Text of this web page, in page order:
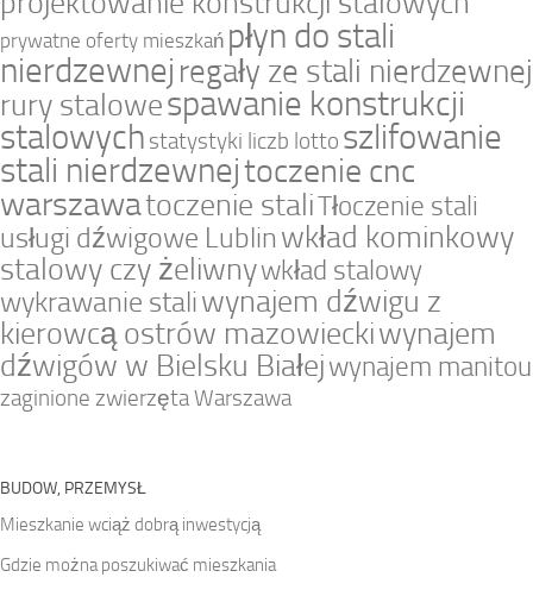
prywatne oferty mieszkań płyn do stali
nierdzewnej regały ze stali nierdzewnej
rury stalowespawanie konstrukcji
stalowych statystyki liczb lotto szlifowanie
stali nierdzewnejtoczenie cnc
warszawatoczenie staliTłoczenie stali
usługi dźwigowe Lublin wkład kominkowy
stalowy czy żeliwnywkład stalowy
wykrawanie staliwynajem dźwigu z
kierowcą ostrów mazowieckiwynajem
dźwigów w Bielsku Białejwynajem manitou
zaginione zwierzęta Warszawa
BUDOW, PRZEMYSŁ
Mieszkanie wciąż dobrą inwestycją
Gdzie można poszukiwać mieszkania